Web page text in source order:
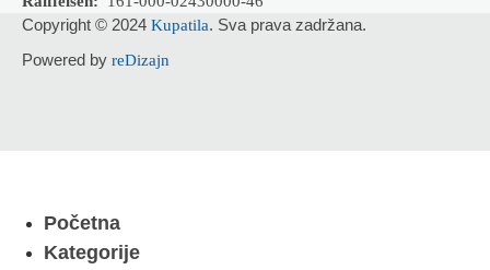
Copyright © 2024 Kupatila. Sva prava zadržana.
Powered by reDizajn
Početna
Kategorije